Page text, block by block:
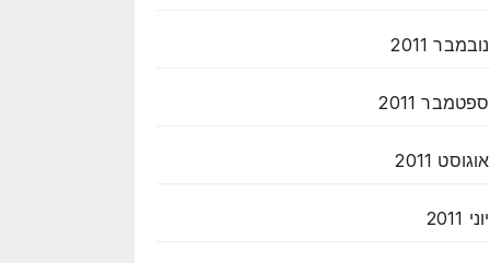
נובמבר 2011
ספטמבר 2011
אוגוסט 2011
יוני 2011